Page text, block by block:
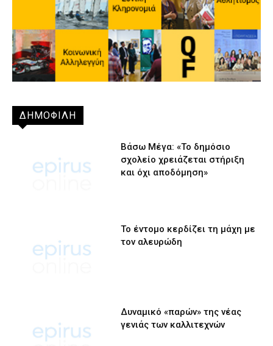
ΔΗΜΟΦΙΛΗ
Βάσω Μέγα: «Το δημόσιο
σχολείο χρειάζεται στήριξη
και όχι αποδόμηση»
Το έντομο κερδίζει τη μάχη με
τον αλευρώδη
Δυναμικό «παρών» της νέας
γενιάς των καλλιτεχνών